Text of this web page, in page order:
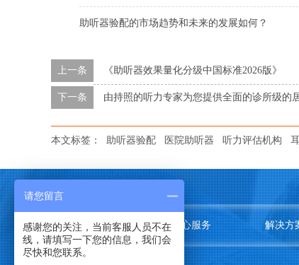
助听器验配的市场趋势和未来的发展如何？
上一条 《助听器效果量化分级中国标准2026版》
下一条 由持照的听力专家为您提供全面的诊所级的
本文标签： 助听器验配 医院助听器 听力评估机构
关于我们 中心服务 解决方
请您留言
感谢您的关注，当前客服人员不在
线，请填写一下您的信息，我们会
尽快和您联系。